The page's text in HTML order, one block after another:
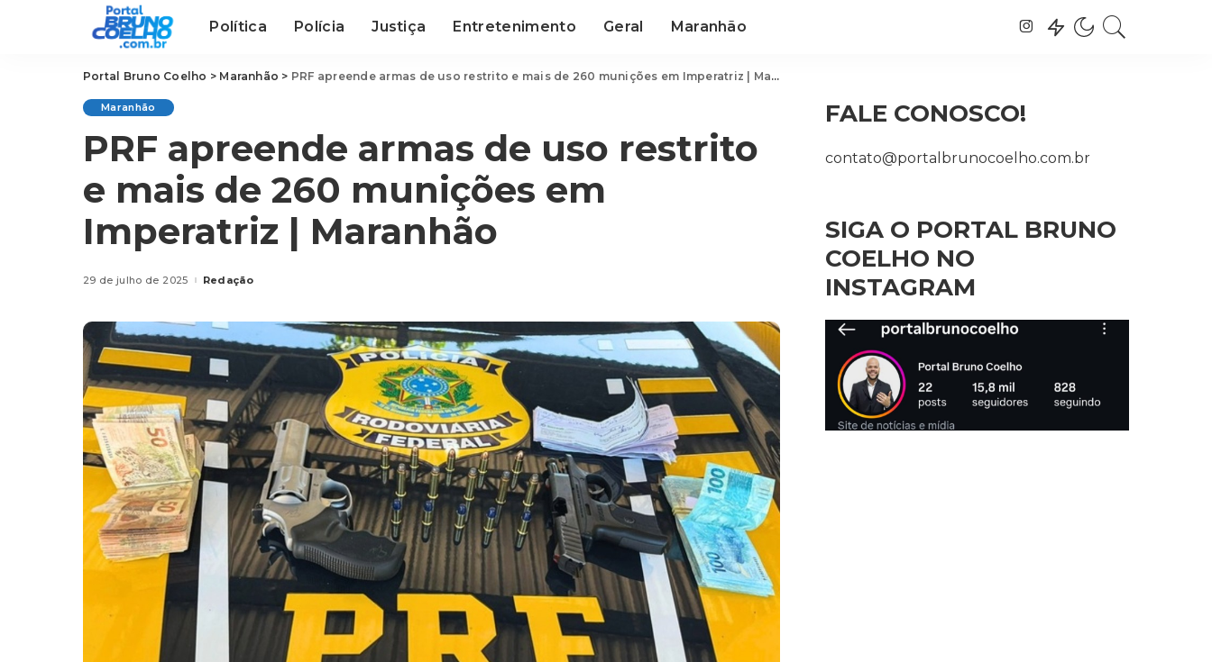
Política Polícia Justiça Entretenimento Geral Maranhão
Portal Bruno Coelho > Maranhão > PRF apreende armas de uso restrito e mais de 260 munições em Imperatriz | Maranhão
Maranhão
PRF apreende armas de uso restrito
e mais de 260 munições em
Imperatriz | Maranhão
29 de julho de 2025Posted
Redação
FALE CONOSCO!
contato@portalbrunocoelho.com.br
SIGA O PORTAL BRUNO
COELHO NO
INSTAGRAM